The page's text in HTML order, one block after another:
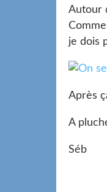
Autour
je dois
Après
A
Séb